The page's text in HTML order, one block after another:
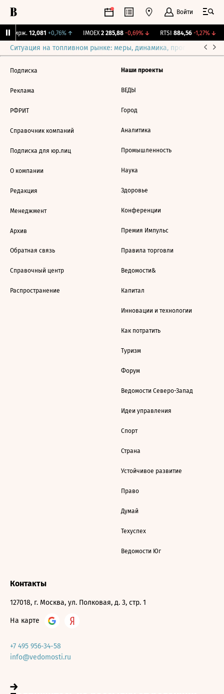
Войти
Бирж. 12,081 +0,76%↑ IMOEX 2 285,88 -0,69%↓ RTSI 884,56 -1,27%↓
Ситуация на топливном рынке: меры, динамика, прогнозы
Подписка
Реклама
РФРИТ
Справочник компаний
Подписка для юр.лиц
О компании
Редакция
Менеджмент
Архив
Обратная связь
Справочный центр
Распространение
Наши проекты
ВЕДЫ
Город
Аналитика
Промышленность
Наука
Здоровье
Конференции
Премия Импульс
Правила торговли
Ведомости&
Капитал
Инновации и технологии
Как потратить
Туризм
Форум
Ведомости Северо-Запад
Идеи управления
Спорт
Страна
Устойчивое развитие
Право
Думай
Техуспех
Ведомости Юг
Контакты
127018, г. Москва, ул. Полковая, д. 3, стр. 1
На карте
+7 495 956-34-58
info@vedomosti.ru